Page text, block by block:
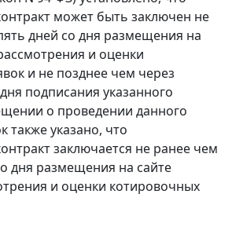
может быть заключен не
дней со дня размещения на
и оценки
и не позднее чем через
подписания указанного
о проведении данного
также указано, что
заключается не ранее чем
дня размещения на сайте
и оценки котировочных